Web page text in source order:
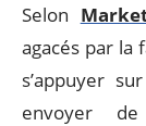
Selon
agacés par la
s’appuyer
envoyer